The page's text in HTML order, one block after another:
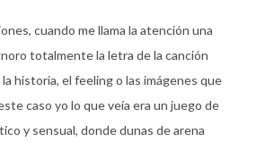
cuando me llama la atención una
totalmente la letra de la canción
historia, el feeling o las imágenes que
caso yo lo que veía era un juego de
y sensual, donde dunas de arena